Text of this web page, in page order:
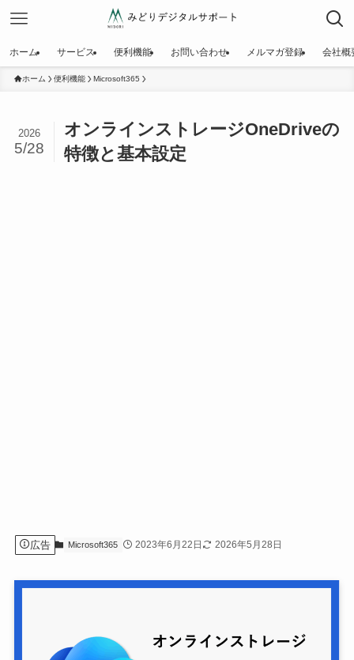
ホーム サービス 便利機能 お問い合わせ メルマガ登録 会社概
ホーム 便利機能 Microsoft365
オンラインストレージOneDriveの
特徴と基本設定
2026
5/28
広告 Microsoft365 2023年6月22日 2026年5月28日